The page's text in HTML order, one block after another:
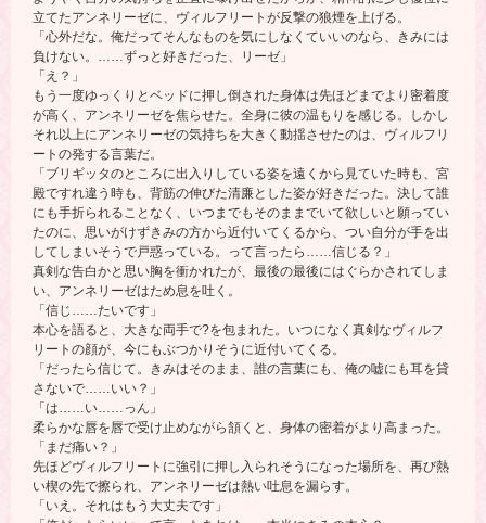
立てたアンネリーゼに、ヴィルフリートが反撃の狼煙を上げる。
「心外だな。俺だってそんなものを気にしなくていいのなら、きみには
負けない。……ずっと好きだった、リーゼ」
「え？」
もう一度ゆっくりとベッドに押し倒された身体は先ほどまでより密着度
が高く、アンネリーゼを焦らせた。全身に彼の温もりを感じる。しかし
それ以上にアンネリーゼの気持ちを大きく動揺させたのは、ヴィルフリ
ートの発する言葉だ。
「ブリギッタのところに出入りしている姿を遠くから見ていた時も、宮
殿ですれ違う時も、背筋の伸びた清廉とした姿が好きだった。決して誰
にも手折られることなく、いつまでもそのままでいて欲しいと願ってい
たのに、思いがけずきみの方から近付いてくるから、つい自分が手を出
してしまいそうで戸惑っている。って言ったら……信じる？」
真剣な告白かと思い胸を衝かれたが、最後の最後にはぐらかされてしま
い、アンネリーゼはため息を吐く。
「信じ……たいです」
本心を語ると、大きな両手で?を包まれた。いつになく真剣なヴィルフ
リートの顔が、今にもぶつかりそうに近付いてくる。
「だったら信じて。きみはそのまま、誰の言葉にも、俺の嘘にも耳を貸
さないで……いい？」
「は……い……っん」
柔らかな唇を唇で受け止めながら頷くと、身体の密着がより高まった。
「まだ痛い？」
先ほどヴィルフリートに強引に押し入られそうになった場所を、再び熱
い楔の先で擦られ、アンネリーゼは熱い吐息を漏らす。
「いえ。それはもう大丈夫です」